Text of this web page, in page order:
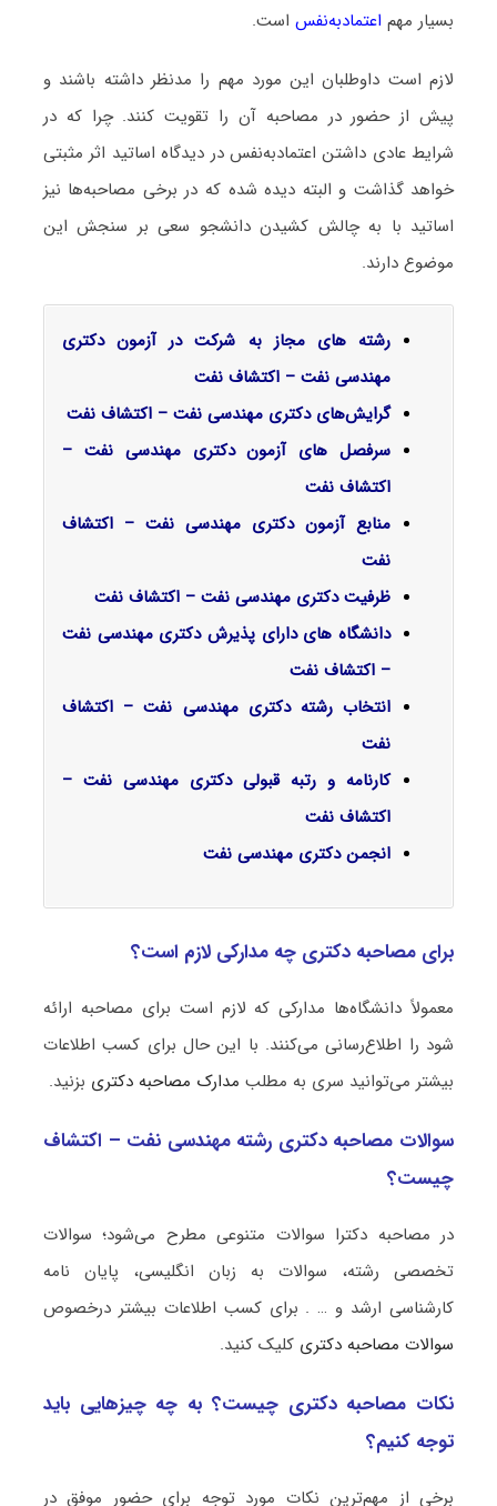
بسیار مهم اعتمادبه‌نفساست.
لازم است داوطلبان این مورد مهم را مدنظر داشته باشند و
پیش از حضور در مصاحبه آن را تقویت کنند. چرا که در
شرایط عادی داشتن اعتمادبه‌نفس در دیدگاه اساتید اثر مثبتی
خواهد گذاشت و البته دیده شده که در برخی مصاحبه‌ها نیز
اساتید با به چالش کشیدن دانشجو سعی بر سنجش این
موضوع دارند.
رشته های مجاز به شرکت در آزمون دکتری
مهندسی نفت – اکتشاف نفت
گرایش‌های دکتری مهندسی نفت – اکتشاف نفت
سرفصل‌ های آزمون دکتری مهندسی نفت –
اکتشاف نفت
منابع آزمون دکتری مهندسی نفت – اکتشاف
نفت
ظرفیت دکتری مهندسی نفت – اکتشاف نفت
دانشگاه های دارای پذیرش دکتری مهندسی نفت
– اکتشاف نفت
انتخاب رشته دکتری مهندسی نفت – اکتشاف
نفت
کارنامه و رتبه قبولی دکتری مهندسی نفت –
اکتشاف نفت
انجمن دکتری مهندسی نفت
برای مصاحبه دکتری چه مدارکی لازم است؟
معمولاً دانشگاه‌ها مدارکی که لازم است برای مصاحبه ارائه
شود را اطلاع‌رسانی می‌کنند. با این حال برای کسب اطلاعات
بیشتر می‌توانید سری به مطلب مدارک مصاحبه دکتری بزنید.
سوالات مصاحبه دکتری رشته مهندسی نفت – اکتشاف
چیست؟
در مصاحبه دکترا سوالات متنوعی مطرح می‌شود؛ سوالات
تخصصی رشته، سوالات به زبان انگلیسی، پایان نامه
کارشناسی ارشد و … . برای کسب اطلاعات بیشتر درخصوص
سوالات مصاحبه دکتری کلیک کنید.
نکات مصاحبه دکتری چیست؟ به چه چیزهایی باید
توجه کنیم؟
برخی از مهم‌ترین نکات مورد توجه برای حضور موفق در